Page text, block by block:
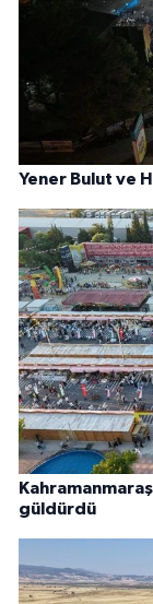
Yener Bulut ve
güldürdü